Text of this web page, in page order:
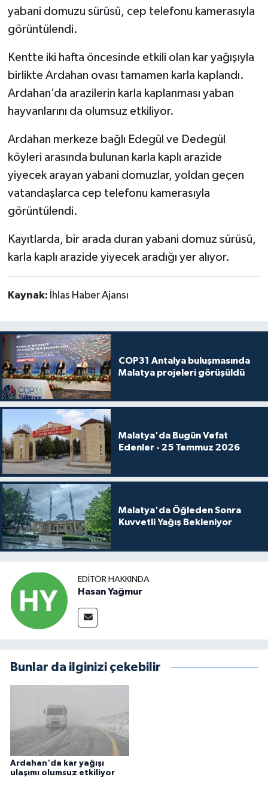
yabani domuzu sürüsü, cep telefonu kamerasıyla
görüntülendi.
Kentte iki hafta öncesinde etkili olan kar yağışıyla
birlikte Ardahan ovası tamamen karla kaplandı.
Ardahan’da arazilerin karla kaplanması yaban
hayvanlarını da olumsuz etkiliyor.
Ardahan merkeze bağlı Edegül ve Dedegül
köyleri arasında bulunan karla kaplı arazide
yiyecek arayan yabani domuzlar, yoldan geçen
vatandaşlarca cep telefonu kamerasıyla
görüntülendi.
Kayıtlarda, bir arada duran yabani domuz sürüsü,
karla kaplı arazide yiyecek aradığı yer alıyor.
Kaynak: İhlas Haber Ajansı
COP31 Antalya buluşmasında
Malatya projeleri görüşüldü
Malatya'da Bugün Vefat
Edenler - 25 Temmuz 2026
Malatya'da Öğleden Sonra
Kuvvetli Yağış Bekleniyor
EDITÖR HAKKINDA
Hasan Yağmur
Bunlar da ilginizi çekebilir
Ardahan'da kar yağışı
ulaşımı olumsuz etkiliyor